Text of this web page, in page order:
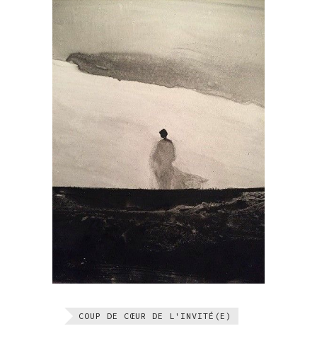
COUP DE CŒUR DE L'INVITÉ(E)